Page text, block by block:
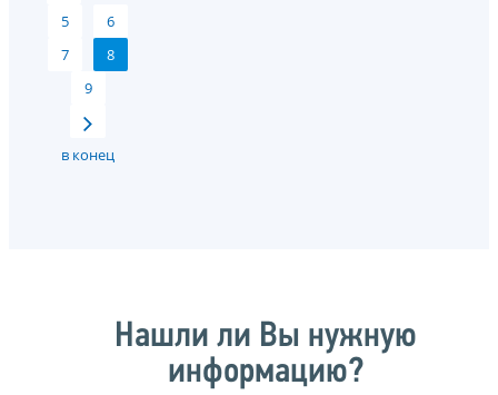
5
6
7
8
9
в конец
Нашли ли Вы нужную
информацию?